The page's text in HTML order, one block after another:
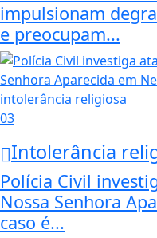
impulsionam
e preocupam...
03
Intolerância
Polícia Civil
Nossa Senhora
caso é...